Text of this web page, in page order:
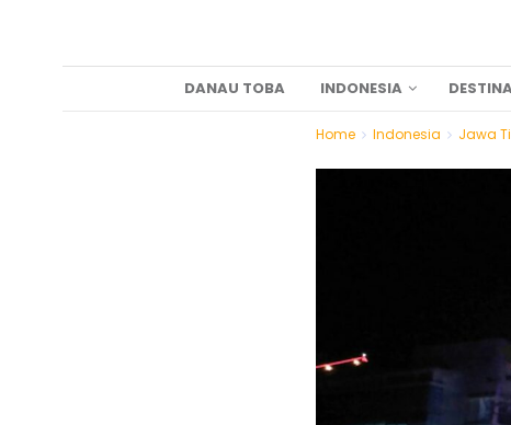
DANAU TOBA INDONESIA
Home Indonesia Jawa